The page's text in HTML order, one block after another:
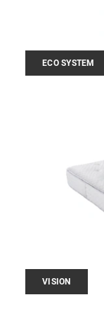
ECO SYSTEM
VISION